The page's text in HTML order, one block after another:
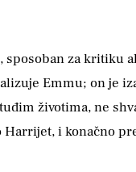
za kritiku
Emmu; on je
životima, ne
i konačno